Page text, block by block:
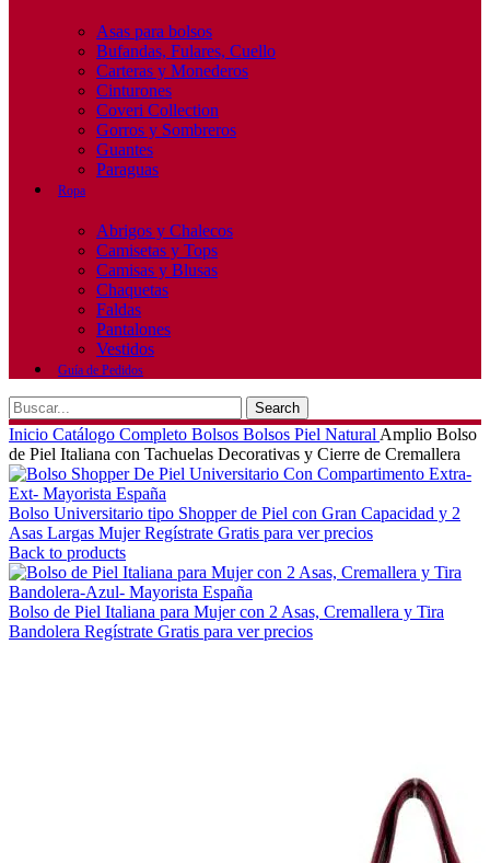
Asas para bolsos
Bufandas, Fulares, Cuello
Carteras y Monederos
Cinturones
Coveri Collection
Gorros y Sombreros
Guantes
Paraguas
Ropa
Abrigos y Chalecos
Camisetas y Tops
Camisas y Blusas
Chaquetas
Faldas
Pantalones
Vestidos
Guía de Pedidos
Search
Inicio Catálogo Completo Bolsos Bolsos Piel Natural Amplio Bolso
de Piel Italiana con Tachuelas Decorativas y Cierre de Cremallera
Bolso Universitario tipo Shopper de Piel con Gran Capacidad y 2
Asas Largas MujerRegístrate Gratis para ver precios
Back to products
Bolso de Piel Italiana para Mujer con 2 Asas, Cremallera y Tira
Bandolera Regístrate Gratis para ver precios